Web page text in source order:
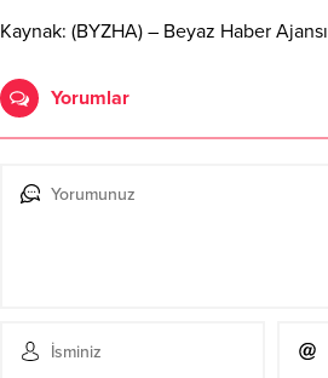
Kaynak: (BYZHA) – Beyaz Haber Ajansı
Yorumlar